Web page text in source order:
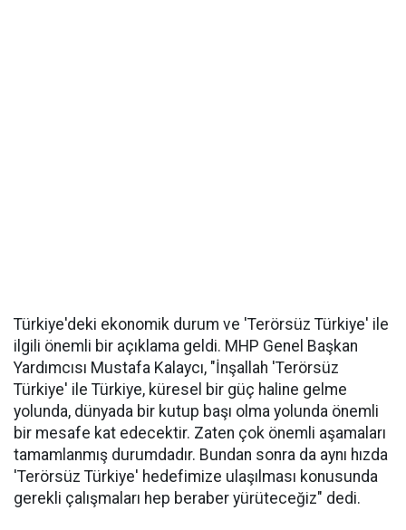
Türkiye'deki ekonomik durum ve 'Terörsüz Türkiye' ile
ilgili önemli bir açıklama geldi. MHP Genel Başkan
Yardımcısı Mustafa Kalaycı, "İnşallah 'Terörsüz
Türkiye' ile Türkiye, küresel bir güç haline gelme
yolunda, dünyada bir kutup başı olma yolunda önemli
bir mesafe kat edecektir. Zaten çok önemli aşamaları
tamamlanmış durumdadır. Bundan sonra da aynı hızda
'Terörsüz Türkiye' hedefimize ulaşılması konusunda
gerekli çalışmaları hep beraber yürüteceğiz" dedi.